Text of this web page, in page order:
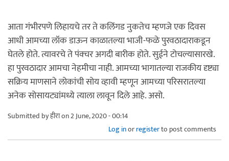
आता गंभीरपणे लिहायचे तर ते कलिंगड नुकतेच म्हणजे एक दिवस
आधी आमच्या लॉक डाऊन काळातल्या भाजी-फळे पुरवठादाराकडून
घेतले होते. त्यावरचे ते पंक्चर अगदी बारीक होते. सुईने टोचल्यासारखे.
हा पुरवठादार आमचा नेहमीचा नाही. आमच्या भागातल्या राजकीय दृष्ट्या
सक्रिय माणसाने लोकांची सोय व्हावी म्हणून आमच्या परिसरातल्या
अनेक सोसायट्यांमध्ये त्याला लावून दिले आहे. असो.
Submitted byहीराon 2 June, 2020 - 00:14
Log inorregisterto post comments